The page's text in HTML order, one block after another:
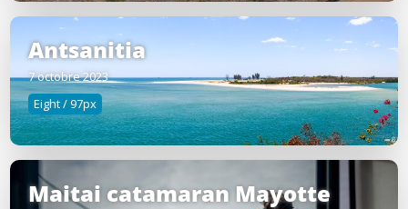
Antsanitia
7 octobre 2023
Eight / 97px
Maitai catamaran Mayotte